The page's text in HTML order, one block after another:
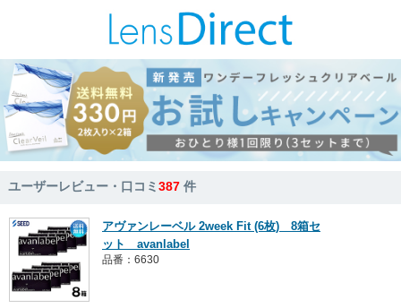
ユーザーレビュー・口コミ387 件
アヴァンレーベル 2week Fit (6枚) 8箱セ
ット avanlabel
品番：6630